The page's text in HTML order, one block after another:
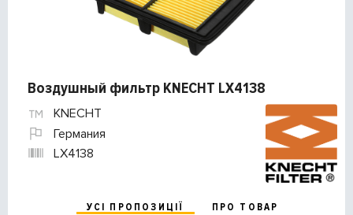
Воздушный фильтр KNECHT LX4138
KNECHT
Германия
LX4138
УСІ ПРОПОЗИЦІЇ
ПРО ТОВАР